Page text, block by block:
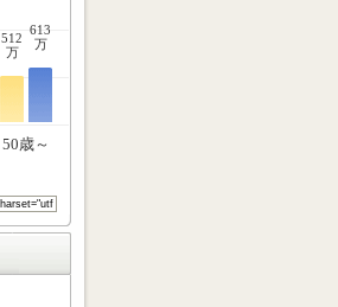
512
万
613
万
50歳～